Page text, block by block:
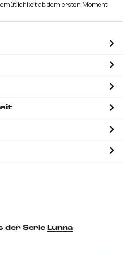
ab dem ersten Moment
der Serie Lunna